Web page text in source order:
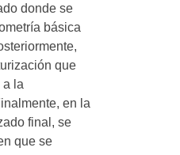
donde se
básica
que
a la
en la
final, se
que se